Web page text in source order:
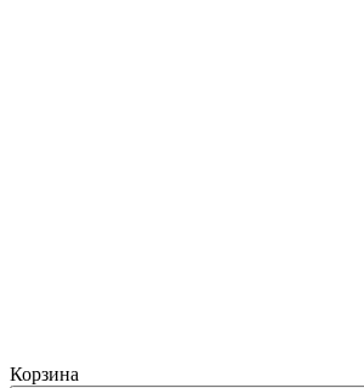
Корзина